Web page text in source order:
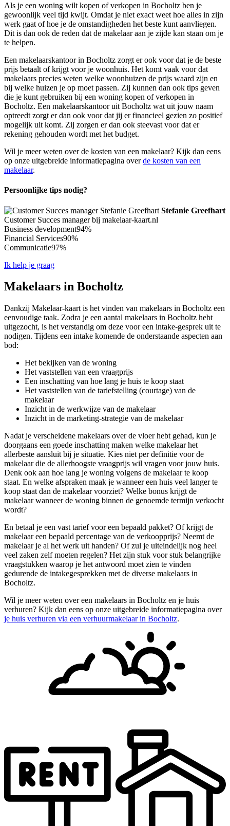
Als je een woning wilt kopen of verkopen in Bocholtz ben je
gewoonlijk veel tijd kwijt. Omdat je niet exact weet hoe alles in zijn
werk gaat of hoe je de omstandigheden het beste kunt aanvliegen.
Dit is dan ook de reden dat de makelaar aan je zijde kan staan om je
te helpen.
Een makelaarskantoor in Bocholtz zorgt er ook voor dat je de beste
prijs betaalt of krijgt voor je woonhuis. Het komt vaak voor dat
makelaars precies weten welke woonhuizen de prijs waard zijn en
bij welke huizen je op moet passen. Zij kunnen dan ook tips geven
die je kunt gebruiken bij een woning kopen of verkopen in
Bocholtz. Een makelaarskantoor uit Bocholtz wat uit jouw naam
optreedt zorgt er dan ook voor dat jij er financieel gezien zo positief
mogelijk uit komt. Zij zorgen er dan ook steevast voor dat er
rekening gehouden wordt met het budget.
Wil je meer weten over de kosten van een makelaar? Kijk dan eens
op onze uitgebreide informatiepagina overde kosten van een
makelaar.
Persoonlijke tips nodig?
Stefanie Greefhart
Customer Succes manager bij makelaar-kaart.nl
Business development94%
Financial Services90%
Communicatie97%
Ik help je graag
Makelaars in Bocholtz
Dankzij Makelaar-kaart is het vinden van makelaars in Bocholtz een
eenvoudige taak. Zodra je een aantal makelaars in Bocholtz hebt
uitgezocht, is het verstandig om deze voor een intake-gesprek uit te
nodigen. Tijdens een intake komende de onderstaande aspecten aan
bod:
Het bekijken van de woning
Het vaststellen van een vraagprijs
Een inschatting van hoe lang je huis te koop staat
Het vaststellen van de tariefstelling (courtage) van de
makelaar
Inzicht in de werkwijze van de makelaar
Inzicht in de marketing-strategie van de makelaar
Nadat je verscheidene makelaars over de vloer hebt gehad, kun je
doorgaans een goede inschatting maken welke makelaar het
allerbeste aansluit bij je situatie. Kies niet per definitie voor de
makelaar die de allerhoogste vraagprijs wil vragen voor jouw huis.
Denk ook aan hoe lang je woning volgens de makelaar te koop
staat. En welke afspraken maak je wanneer een huis veel langer te
koop staat dan de makelaar voorziet? Welke bonus krijgt de
makelaar wanneer de woning binnen de genoemde termijn verkocht
wordt?
En betaal je een vast tarief voor een bepaald pakket? Of krijgt de
makelaar een bepaald percentage van de verkoopprijs? Neemt de
makelaar je al het werk uit handen? Of zul je uiteindelijk nog heel
veel zaken zelf moeten regelen? Het zijn stuk voor stuk belangrijke
vraagstukken waarop je het antwoord moet zien te vinden
gedurende de intakegesprekken met de diverse makelaars in
Bocholtz.
Wil je meer weten over een makelaars in Bocholtz en je huis
verhuren? Kijk dan eens op onze uitgebreide informatiepagina over
je huis verhuren via een verhuurmakelaar in Bocholtz.